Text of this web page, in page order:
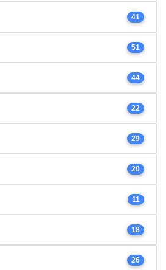
41
51
44
22
29
20
11
18
26